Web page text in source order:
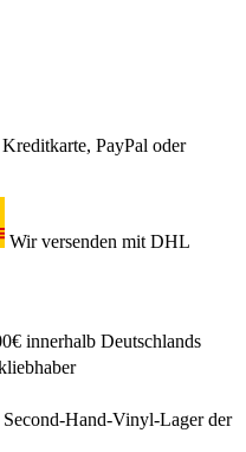
PayPal oder
Wir versenden mit DHL
innerhalb Deutschlands
Hand-Vinyl-Lager der